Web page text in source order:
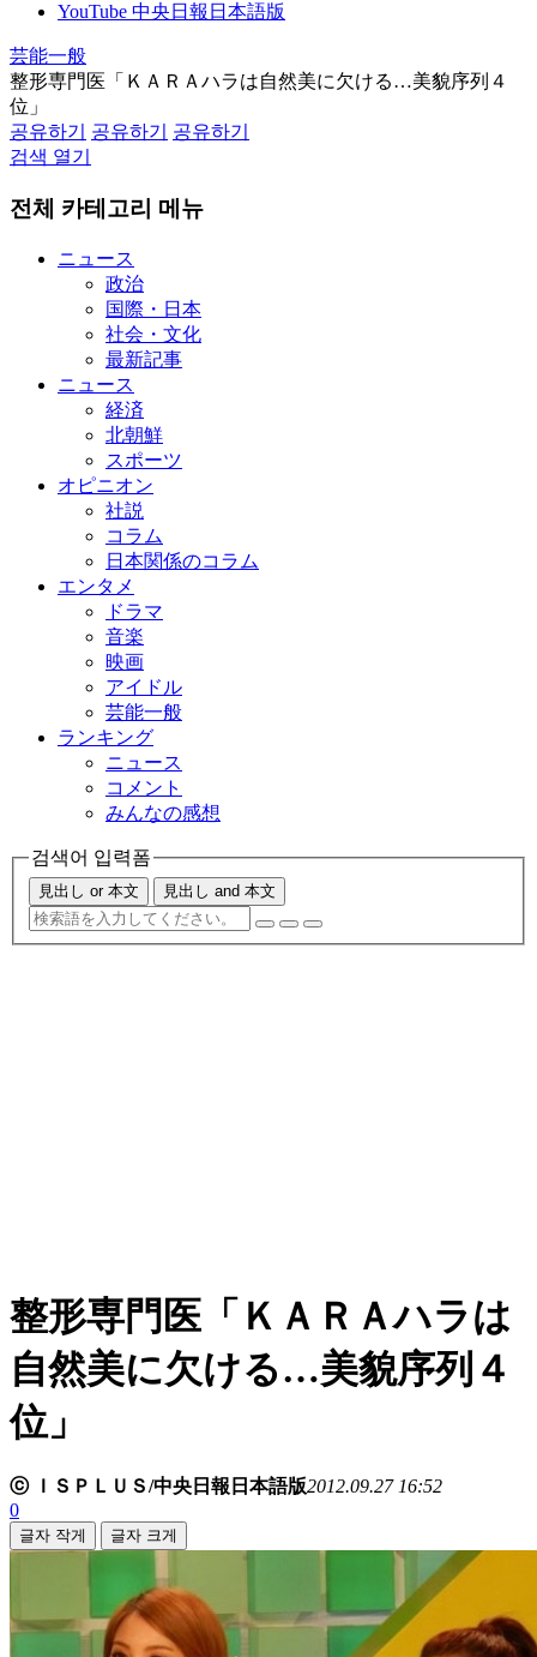
YouTube 中央日報日本語版
芸能一般
整形専門医「ＫＡＲＡハラは自然美に欠ける…美貌序列４
位」
공유하기
공유하기
공유하기
검색 열기
전체 카테고리 메뉴
ニュース
政治
国際・日本
社会・文化
最新記事
ニュース
経済
北朝鮮
スポーツ
オピニオン
社説
コラム
日本関係のコラム
エンタメ
ドラマ
音楽
映画
アイドル
芸能一般
ランキング
ニュース
コメント
みんなの感想
검색어 입력폼
見出し or 本文 見出し and 本文
整形専門医「ＫＡＲＡハラは
自然美に欠ける…美貌序列４
位」
ⓒ ＩＳＰＬＵＳ/中央日報日本語版2012.09.27 16:52
0
글자 작게 글자 크게